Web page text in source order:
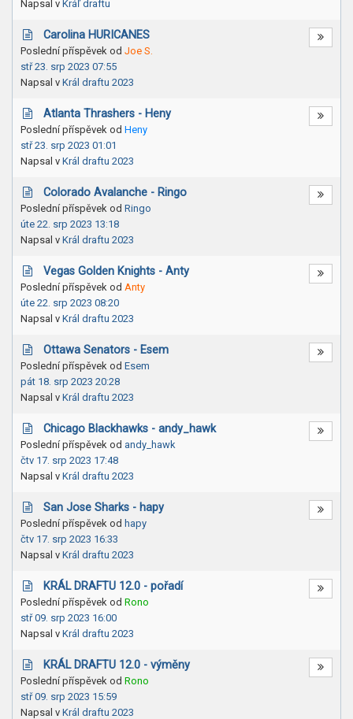
Napsal v Kráľ draftu
Carolina HURICANES
Poslední příspěvek od Joe S.
stř 23. srp 2023 07:55
Napsal v Král draftu 2023
Atlanta Thrashers - Heny
Poslední příspěvek od Heny
stř 23. srp 2023 01:01
Napsal v Král draftu 2023
Colorado Avalanche - Ringo
Poslední příspěvek od Ringo
úte 22. srp 2023 13:18
Napsal v Král draftu 2023
Vegas Golden Knights - Anty
Poslední příspěvek od Anty
úte 22. srp 2023 08:20
Napsal v Král draftu 2023
Ottawa Senators - Esem
Poslední příspěvek od Esem
pát 18. srp 2023 20:28
Napsal v Král draftu 2023
Chicago Blackhawks - andy_hawk
Poslední příspěvek od andy_hawk
čtv 17. srp 2023 17:48
Napsal v Král draftu 2023
San Jose Sharks - hapy
Poslední příspěvek od hapy
čtv 17. srp 2023 16:33
Napsal v Král draftu 2023
KRÁL DRAFTU 12.0 - pořadí
Poslední příspěvek od Rono
stř 09. srp 2023 16:00
Napsal v Král draftu 2023
KRÁL DRAFTU 12.0 - výměny
Poslední příspěvek od Rono
stř 09. srp 2023 15:59
Napsal v Král draftu 2023